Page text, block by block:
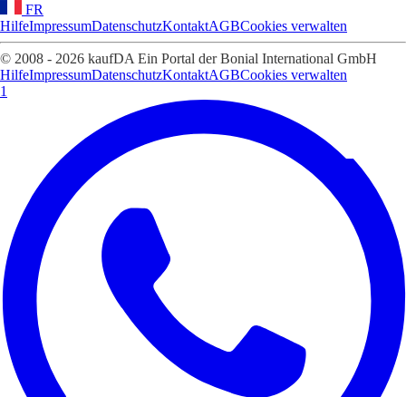
FR
HilfeImpressumDatenschutzKontaktAGBCookies verwalten
© 2008 - 2026 kaufDA Ein Portal der Bonial International GmbH
HilfeImpressumDatenschutzKontaktAGBCookies verwalten
1